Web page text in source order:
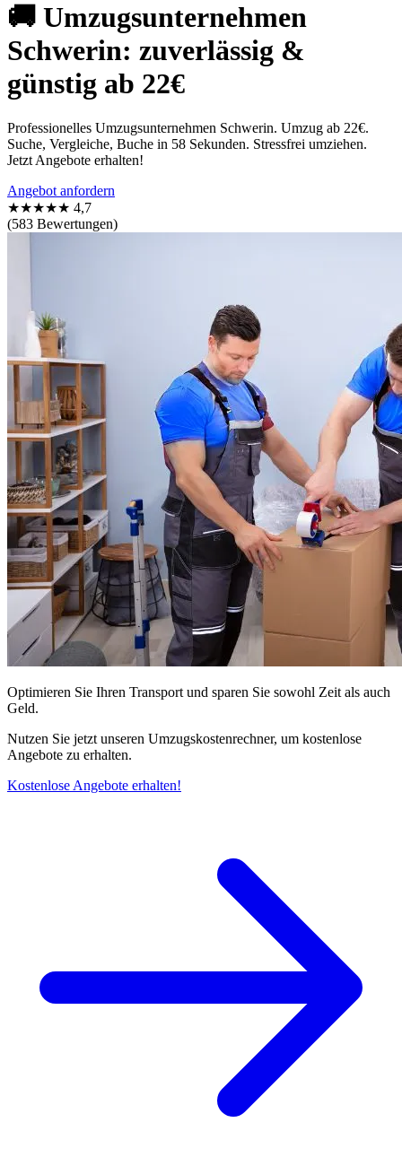
🚚 Umzugsunternehmen
Schwerin: zuverlässig &
günstig ab 22€
Professionelles Umzugsunternehmen Schwerin. Umzug ab 22€.
Suche, Vergleiche, Buche in 58 Sekunden. Stressfrei umziehen.
Jetzt Angebote erhalten!
Angebot anfordern
★★★★★ 4,7
(583 Bewertungen)
Optimieren Sie Ihren Transport und sparen Sie sowohl Zeit als auch
Geld.
Nutzen Sie jetzt unseren Umzugskostenrechner, um kostenlose
Angebote zu erhalten.
Kostenlose Angebote erhalten!